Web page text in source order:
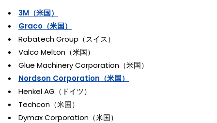
3M（米国）
Graco（米国）
Robatech Group（スイス）
Valco Melton（米国）
Glue Machinery Corporation（米国）
Nordson Corporation（米国）
Henkel AG（ドイツ）
Techcon（米国）
Dymax Corporation（米国）